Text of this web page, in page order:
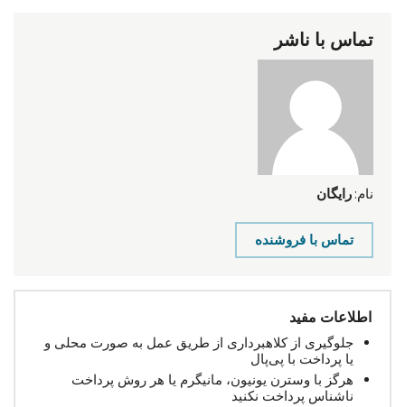
تماس با ناشر
نام: رایگان
تماس با فروشنده
اطلاعات مفید
جلوگیری از کلاهبرداری از طریق عمل به صورت محلی و
یا پرداخت با پی‌پال
هرگز با وسترن یونیون، مانیگرم یا هر روش پرداخت
ناشناس پرداخت نکنید